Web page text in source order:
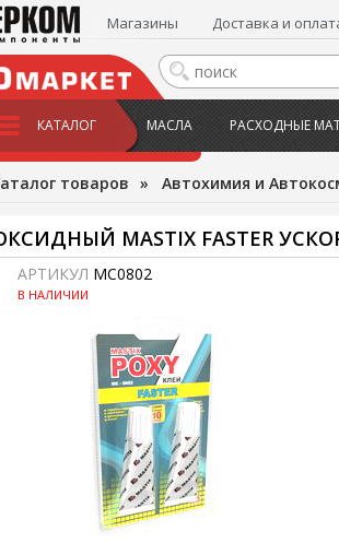
Магазины Доставка и
КАТАЛОГ МАСЛА РАСХОДНЫЕ
товаров » Автохимия и
MASTIX FASTER
АРТИКУЛ MC0802
В НАЛИЧИИ